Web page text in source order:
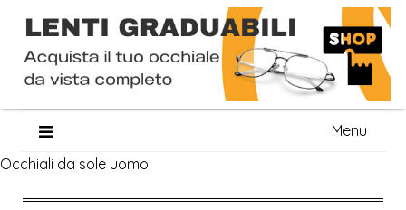
content
Menu
Occhiali da sole uomo